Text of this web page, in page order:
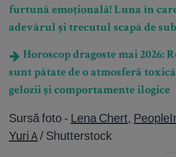
furtună emoțională! Luna în
adevărul și trecutul scapă de
Horoscop dragoste mai 2026:
sunt pătate de o atmosferă
gelozii și comportamente ilogice
Sursă foto - Lena Chert,
Yuri A/ Shutterstock